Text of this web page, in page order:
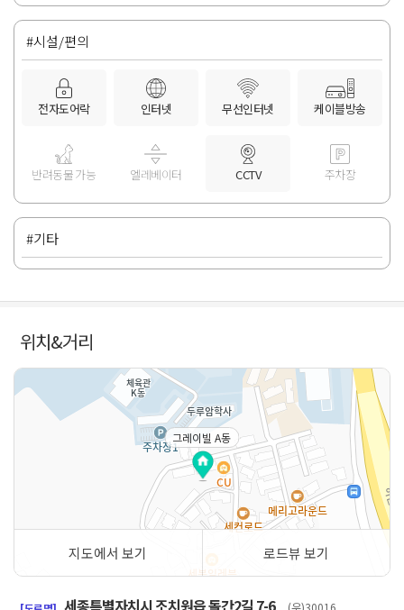
#시설/편의
전자도어락 인터넷 무선인터넷 케이블방송
반려동물 가능 엘레베이터 CCTV 주차장
#기타
위치&거리
그레이빌 A동
지도에서 보기 로드뷰 보기